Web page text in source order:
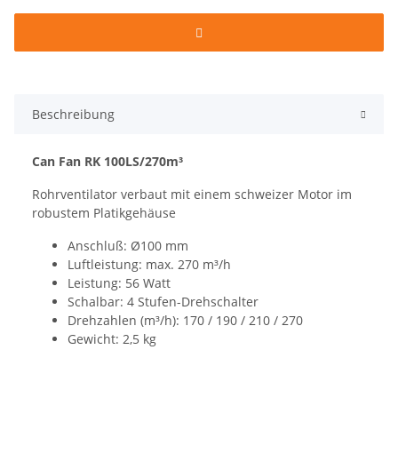
Beschreibung
Can Fan RK 100LS/270m³
Rohrventilator verbaut mit einem schweizer Motor im
robustem Platikgehäuse
Anschluß: Ø100 mm
Luftleistung: max. 270 m³/h
Leistung: 56 Watt
Schalbar: 4 Stufen-Drehschalter
Drehzahlen (m³/h): 170 / 190 / 210 / 270
Gewicht: 2,5 kg